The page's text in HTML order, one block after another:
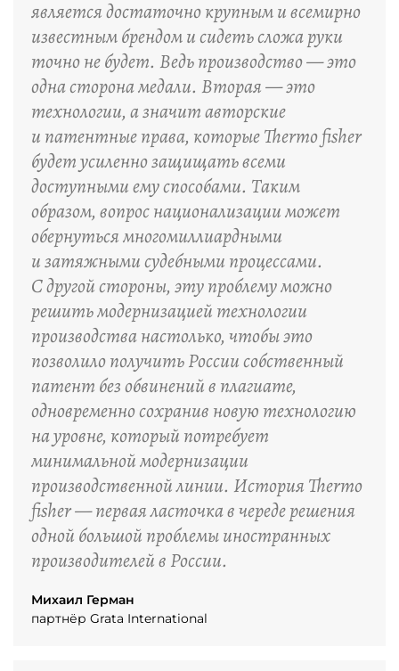
является достаточно крупным и всемирно
известным брендом и сидеть сложа руки
точно не будет. Ведь производство — это
одна сторона медали. Вторая — это
технологии, а значит авторские
и патентные права, которые Thermo fisher
будет усиленно защищать всеми
доступными ему способами. Таким
образом, вопрос национализации может
обернуться многомиллиардными
и затяжными судебными процессами.
С другой стороны, эту проблему можно
решить модернизацией технологии
производства настолько, чтобы это
позволило получить России собственный
патент без обвинений в плагиате,
одновременно сохранив новую технологию
на уровне, который потребует
минимальной модернизации
производственной линии. История Thermo
fisher — первая ласточка в череде решения
одной большой проблемы иностранных
производителей в России.
Михаил Герман
партнёр Grata International